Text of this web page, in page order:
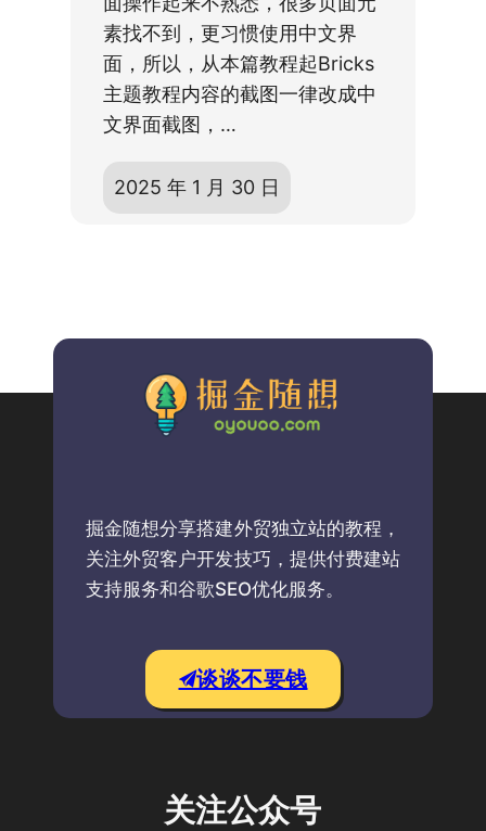
素找不到，更习惯使用中文界
面，所以，从本篇教程起Bricks
主题教程内容的截图一律改成中
文界面截图，…
2025 年 1 月 30 日
掘金随想分享搭建外贸独立站的教程，
关注外贸客户开发技巧，提供付费建站
支持服务和谷歌SEO优化服务。
谈谈不要钱
关注公众号